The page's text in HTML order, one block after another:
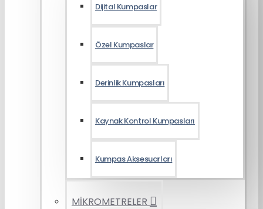
Dijital Kumpaslar
Özel Kumpaslar
Derinlik Kumpasları
Kaynak Kontrol Kumpasları
Kumpas Aksesuarları
MİKROMETRELER